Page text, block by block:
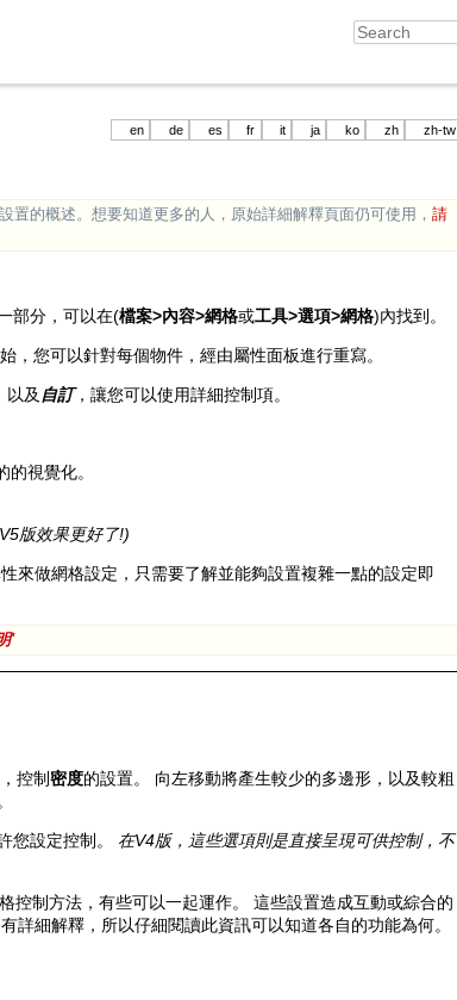
en de es fr it ja ko zh zh-tw
置的概述。想要知道更多的人，原始詳細解釋頁面仍可使用，請
部分，可以在(檔案>內容>網格或工具>選項>網格)內找到。
，您可以針對每個物件，經由屬性面板進行重寫。
以及 自訂，讓您可以使用詳細控制項。
視覺化。
版效果更好了!)
來做網格設定，只需要了解並能夠設置複雜一點的設定即
'
控制密度的設置。 向左移動將產生較少的多邊形，以及較粗
您設定控制。
在V4版，這些選項則是直接呈現可供控制，不
控制方法，有些可以一起運作。 這些設置造成互動或綜合的
詳細解釋，所以仔細閱讀此資訊可以知道各自的功能為何。